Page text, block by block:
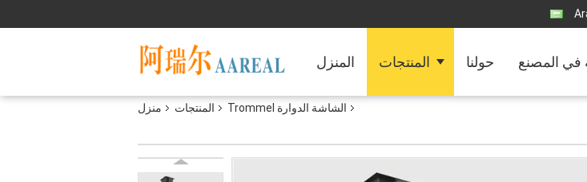
المنزل المنتجات حولنا في المصنع
منزل المنتجات الشاشة الدوارة Trommel